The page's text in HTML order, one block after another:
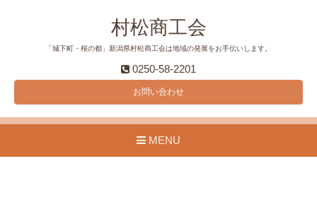
村松商工会
「城下町・桜の都」新潟県村松商工会は地域の発展をお手伝いします。
0250-58-2201
お問い合わせ
MENU